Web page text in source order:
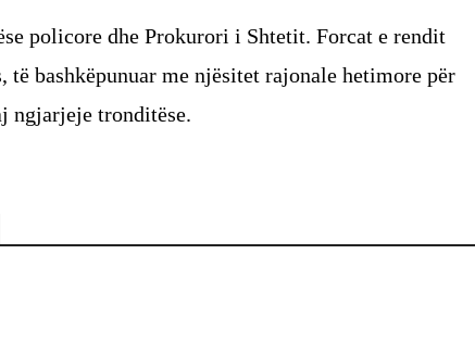
policore dhe Prokurori i Shtetit. Forcat e rendit
të bashkëpunuar me njësitet rajonale hetimore për
ngjarjeje tronditëse.